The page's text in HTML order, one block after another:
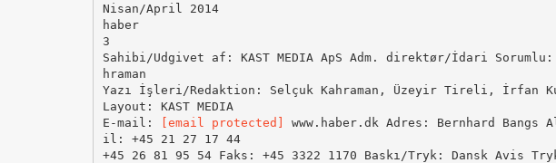
Nisan/April 2014
haber
3
Sahibi/Udgivet af: KAST MEDIA ApS Adm. direktør/İdari
hraman
Yazı İşleri/Redaktion: Selçuk Kahraman, Üzeyir Tireli, İrfan
Layout: KAST MEDIA
E-mail:
[email protected]
www.haber.dk Adres: Bernhard
il: +45 21 27 17 44
+45 26 81 95 54 Faks: +45 3322 1170 Baskı/Tryk: Dansk Avis